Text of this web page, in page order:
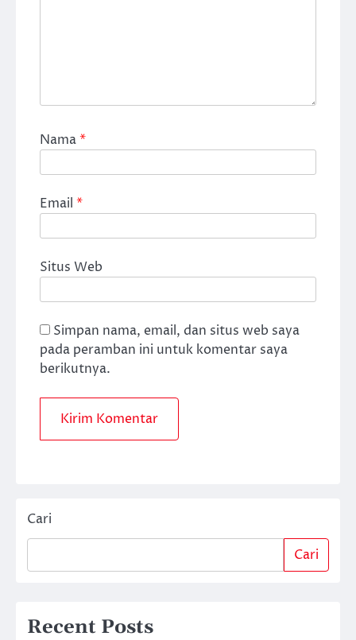
Nama*
Email *
Situs Web
Simpan nama, email, dan situs web saya
pada peramban ini untuk komentar saya
berikutnya.
Cari
Cari
Recent Posts